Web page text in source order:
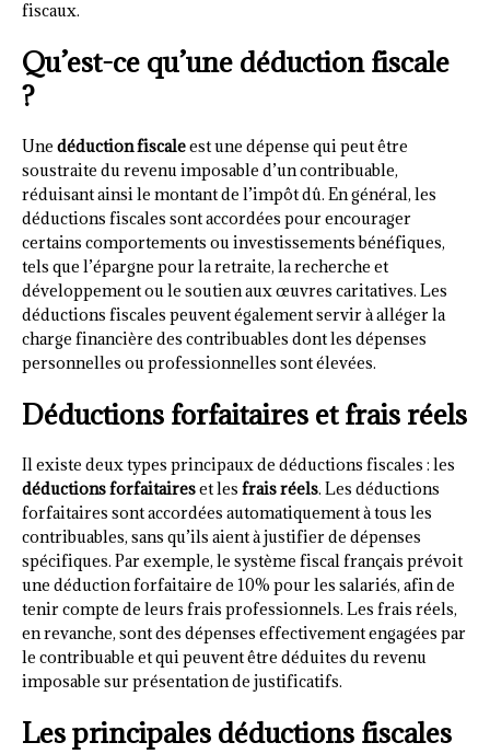
fiscaux.
Qu’est-ce qu’une déduction fiscale
?
Une déduction fiscaleest une dépense qui peut être
soustraite du revenu imposable d’un contribuable,
réduisant ainsi le montant de l’impôt dû. En général, les
déductions fiscales sont accordées pour encourager
certains comportements ou investissements bénéfiques,
tels que l’épargne pour la retraite, la recherche et
développement ou le soutien aux œuvres caritatives. Les
déductions fiscales peuvent également servir à alléger la
charge financière des contribuables dont les dépenses
personnelles ou professionnelles sont élevées.
Déductions forfaitaires et frais réels
Il existe deux types principaux de déductions fiscales : les
déductions forfaitaireset les frais réels. Les déductions
forfaitaires sont accordées automatiquement à tous les
contribuables, sans qu’ils aient à justifier de dépenses
spécifiques. Par exemple, le système fiscal français prévoit
une déduction forfaitaire de 10% pour les salariés, afin de
tenir compte de leurs frais professionnels. Les frais réels,
en revanche, sont des dépenses effectivement engagées par
le contribuable et qui peuvent être déduites du revenu
imposable sur présentation de justificatifs.
Les principales déductions fiscales